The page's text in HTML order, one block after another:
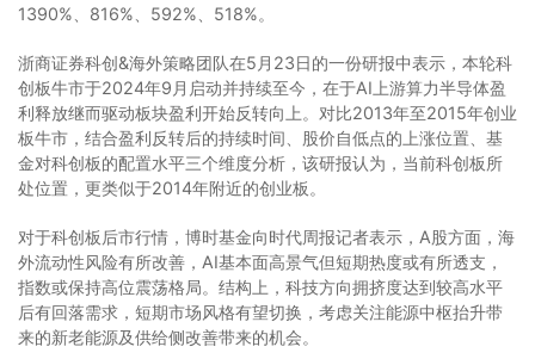
1390%、816%、592%、518%。
浙商证券科创&海外策略团队在5月23日的一份研报中表示，本轮科
创板牛市于2024年9月启动并持续至今，在于AI上游算力半导体盈
利释放继而驱动板块盈利开始反转向上。对比2013年至2015年创业
板牛市，结合盈利反转后的持续时间、股价自低点的上涨位置、基
金对科创板的配置水平三个维度分析，该研报认为，当前科创板所
处位置，更类似于2014年附近的创业板。
对于科创板后市行情，博时基金向时代周报记者表示，A股方面，海
外流动性风险有所改善，AI基本面高景气但短期热度或有所透支，
指数或保持高位震荡格局。结构上，科技方向拥挤度达到较高水平
后有回落需求，短期市场风格有望切换，考虑关注能源中枢抬升带
来的新老能源及供给侧改善带来的机会。